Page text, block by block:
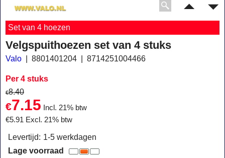
Set van 4 hoezen
Velgspuithoezen set van 4 stuks
Valo 8801401204 8714251004466
Per 4 stuks
€8.40
€7.15
Incl. 21% btw
€5.91 Excl. 21% btw
Levertijd: 1-5 werkdagen
Lage voorraad